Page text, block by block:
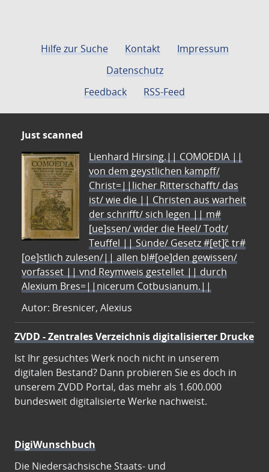
Hilfe zur Suche Kontakt
Impressum
Datenschutz
Feedback
RSS-Feed
Just scanned
Lienhard Hirsing.|| COMOEDIA ||
von dem geystlichen kampff/
Christ=||licher Ritterschafft/ das
ist/ wie die || Christen aus warheit
der schrifft/ sich legen || m#
[ue]ssen/ wider die Heel/ Todt/
Teuffel || Sünde/ Gesetz #[et]c̃ tr#
[oe]stlich zulesen/|| allen bl#[oe]den gewissen/
vorfasset || vnd Reymweis gestellet || durch
Alexium Bres=||nicerum Cotbusianum.||
Autor: Bresnicer, Alexius
ZVDD - Zentrales Verzeichnis digitalisierter Drucke
Ist Ihr gesuchtes Werk noch nicht in unserem
digitalen Bestand? Dann probieren Sie es doch in
unserem ZVDD Portal, das mehr als 1.600.000
bundesweit digitalisierte Werke nachweist.
DigiWunschbuch
Die Niedersächsische Staats- und